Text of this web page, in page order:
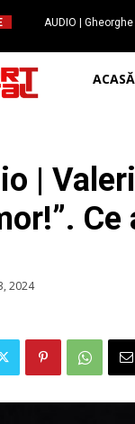
AUDIO |
ACASĂ
|
2024